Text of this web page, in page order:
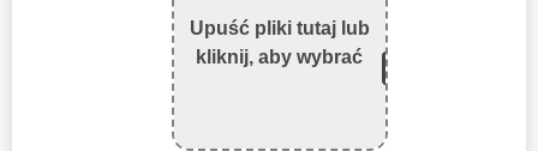
Upuść pliki tutaj lub
kliknij, aby wybrać